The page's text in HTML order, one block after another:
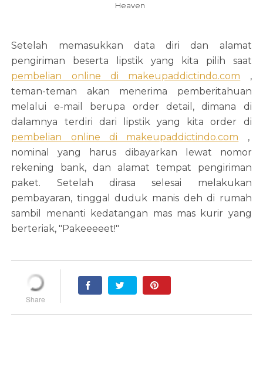
Heaven
Setelah memasukkan data diri dan alamat
pengiriman beserta lipstik yang kita pilih saat
pembelian online di makeupaddictindo.com ,
teman-teman akan menerima pemberitahuan
melalui e-mail berupa order detail, dimana di
dalamnya terdiri dari lipstik yang kita order di
pembelian online di makeupaddictindo.com ,
nominal yang harus dibayarkan lewat nomor
rekening bank, dan alamat tempat pengiriman
paket. Setelah dirasa selesai melakukan
pembayaran, tinggal duduk manis deh di rumah
sambil menanti kedatangan mas mas kurir yang
berteriak, "Pakeeeeet!"